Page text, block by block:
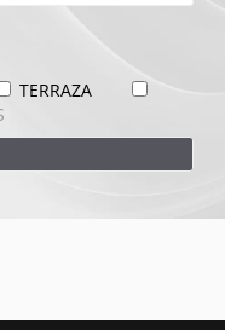
TERRAZA